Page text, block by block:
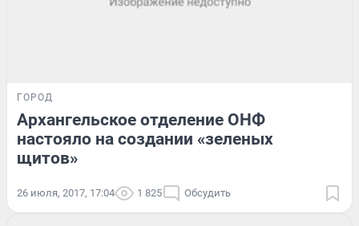
ГОРОД
Архангельское отделение ОНФ
настояло на создании «зеленых
щитов»
26 июля, 2017, 17:04 1 825 Обсудить